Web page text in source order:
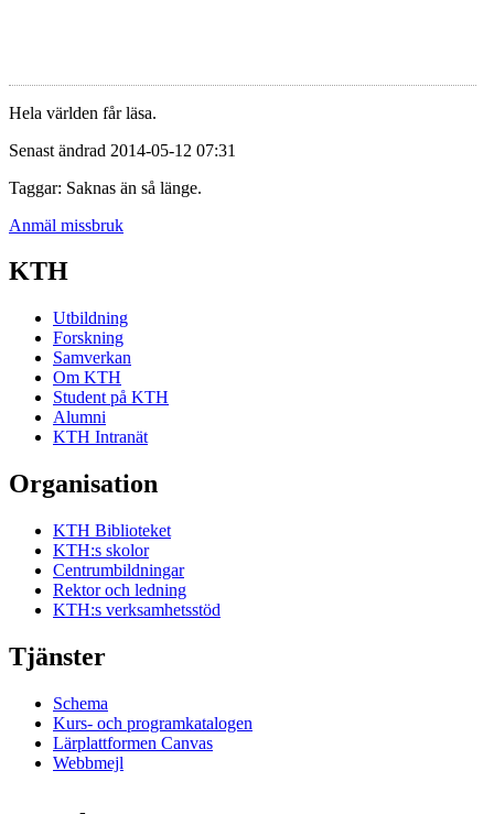
Hela världen får läsa.
Senast ändrad 2014-05-12 07:31
Taggar: Saknas än så länge.
Anmäl missbruk
KTH
Utbildning
Forskning
Samverkan
Om KTH
Student på KTH
Alumni
KTH Intranät
Organisation
KTH Biblioteket
KTH:s skolor
Centrumbildningar
Rektor och ledning
KTH:s verksamhetsstöd
Tjänster
Schema
Kurs- och programkatalogen
Lärplattformen Canvas
Webbmejl